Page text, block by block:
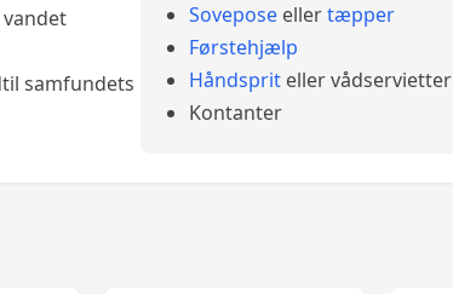
samfundets
Sovepose ellertæpper
Førstehjælp
Håndsprit eller vådservietter
Kontanter